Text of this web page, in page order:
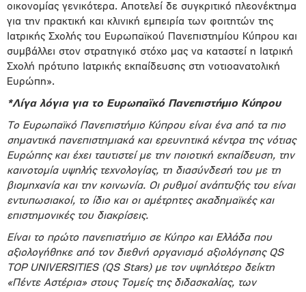
οικονομίας γενικότερα. Αποτελεί δε συγκριτικό πλεονέκτημα
για την πρακτική και κλινική εμπειρία των φοιτητών της
Ιατρικής Σχολής του Ευρωπαϊκού Πανεπιστημίου Κύπρου και
συμβάλλει στον στρατηγικό στόχο μας να καταστεί η Ιατρική
Σχολή πρότυπο Ιατρικής εκπαίδευσης στη νοτιοανατολική
Ευρώπη».
*Λίγα λόγια για το Ευρωπαϊκό Πανεπιστήμιο Κύπρου
Το Ευρωπαϊκό Πανεπιστήμιο Κύπρου είναι ένα από τα πιο
σημαντικά πανεπιστημιακά και ερευνητικά κέντρα της νότιας
Ευρώπης και έχει ταυτιστεί με την ποιοτική εκπαίδευση, την
καινοτομία υψηλής τεχνολογίας, τη διασύνδεσή του με τη
βιομηχανία και την κοινωνία. Οι ρυθμοί ανάπτυξής του είναι
εντυπωσιακοί, το ίδιο και οι αμέτρητες ακαδημαϊκές και
επιστημονικές του διακρίσεις.
Είναι το πρώτο πανεπιστήμιο σε Κύπρο και Ελλάδα που
αξιολογήθηκε από τον διεθνή οργανισμό αξιολόγησης QS
TOP UNIVERSITIES(QS Stars) με τον υψηλότερο δείκτη
«Πέντε Αστέρια» στους Τομείς της διδασκαλίας, των